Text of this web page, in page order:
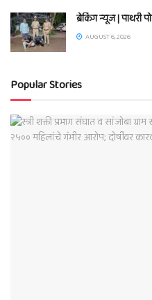
ब्रेकिंग न्यूज | पाथरी
AUGUST 6, 2026
Popular Stories